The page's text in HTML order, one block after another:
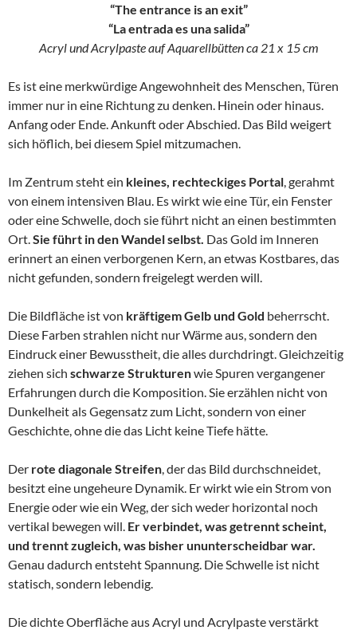
“The entrance is an exit”
“La entrada es una salida”
Acryl und Acrylpaste auf Aquarellbütten ca 21 x 15 cm
Es ist eine merkwürdige Angewohnheit des Menschen, Türen
immer nur in eine Richtung zu denken. Hinein oder hinaus.
Anfang oder Ende. Ankunft oder Abschied. Das Bild weigert
sich höflich, bei diesem Spiel mitzumachen.
Im Zentrum steht ein kleines, rechteckiges Portal , gerahmt
von einem intensiven Blau. Es wirkt wie eine Tür, ein Fenster
oder eine Schwelle, doch sie führt nicht an einen bestimmten
Ort. Sie führt in den Wandel selbst. Das Gold im Inneren
erinnert an einen verborgenen Kern, an etwas Kostbares, das
nicht gefunden, sondern freigelegt werden will.
Die Bildfläche ist von kräftigem Gelb und Gold beherrscht.
Diese Farben strahlen nicht nur Wärme aus, sondern den
Eindruck einer Bewusstheit, die alles durchdringt. Gleichzeitig
ziehen sich schwarze Strukturenwie Spuren vergangener
Erfahrungen durch die Komposition. Sie erzählen nicht von
Dunkelheit als Gegensatz zum Licht, sondern von einer
Geschichte, ohne die das Licht keine Tiefe hätte.
Der rote diagonale Streifen , der das Bild durchschneidet,
besitzt eine ungeheure Dynamik. Er wirkt wie ein Strom von
Energie oder wie ein Weg, der sich weder horizontal noch
vertikal bewegen will. Er verbindet, was getrennt scheint,
und trennt zugleich, was bisher ununterscheidbar war.
Genau dadurch entsteht Spannung. Die Schwelle ist nicht
statisch, sondern lebendig.
Die dichte Oberfläche aus Acryl und Acrylpaste verstärkt